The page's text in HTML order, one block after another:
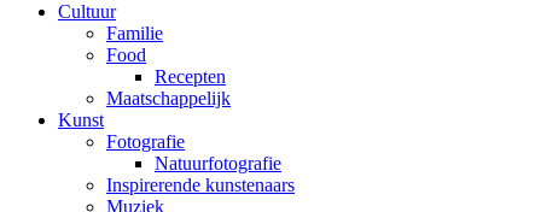
Cultuur
Familie
Food
Recepten
Maatschappelijk
Kunst
Fotografie
Natuurfotografie
Inspirerende kunstenaars
Muziek